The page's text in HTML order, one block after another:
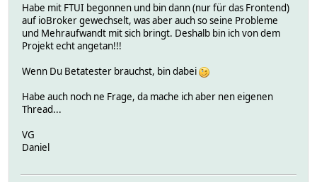
Habe mit FTUI begonnen und bin dann (nur für das Frontend)
auf ioBroker gewechselt, was aber auch so seine Probleme
und Mehraufwandt mit sich bringt. Deshalb bin ich von dem
Projekt echt angetan!!!
Wenn Du Betatester brauchst, bin dabei
Habe auch noch ne Frage, da mache ich aber nen eigenen
Thread...
VG
Daniel